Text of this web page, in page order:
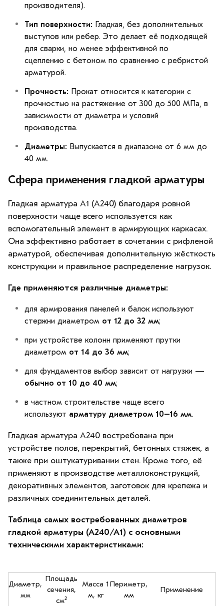
производителя).
Тип поверхности: Гладкая, без дополнительных
выступов или ребер. Это делает её подходящей
для сварки, но менее эффективной по
сцеплению с бетоном по сравнению с ребристой
арматурой.
Прочность: Прокат относится к категории с
прочностью на растяжение от 300 до 500 МПа, в
зависимости от диаметра и условий
производства.
Диаметры: Выпускается в диапазоне от 6 мм до
40 мм.
Сфера применения гладкой арматуры
Гладкая арматура А1 (А240) благодаря ровной
поверхности чаще всего используется как
вспомогательный элемент в армирующих каркасах.
Она эффективно работает в сочетании с рифленой
арматурой, обеспечивая дополнительную жёсткость
конструкции и правильное распределение нагрузок.
Где применяются различные диаметры:
для армирования панелей и балок используют
стержни диаметром от 12 до 32 мм;
при устройстве колонн применяют прутки
диаметром от 14 до 36 мм;
для фундаментов выбор зависит от нагрузки —
обычно от 10 до 40 мм;
в частном строительстве чаще всего
используют арматуру диаметром 10–16 мм.
Гладкая арматура А240 востребована при
устройстве полов, перекрытий, бетонных стяжек, а
также при оштукатуривании стен. Кроме того, её
применяют в производстве металлоконструкций,
декоративных элементов, заготовок для крепежа и
различных соединительных деталей.
Таблица самых востребованных диаметров
гладкой арматуры (А240/А1) с основными
техническими характеристиками:
Диаметр,
мм
Площадь
сечения,
см²
Масса 1
м, кг
Периметр,
мм
Применение